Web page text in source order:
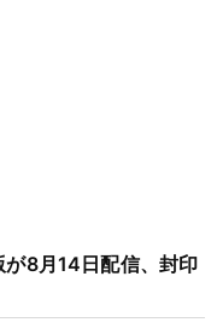
8月14日配信、封印